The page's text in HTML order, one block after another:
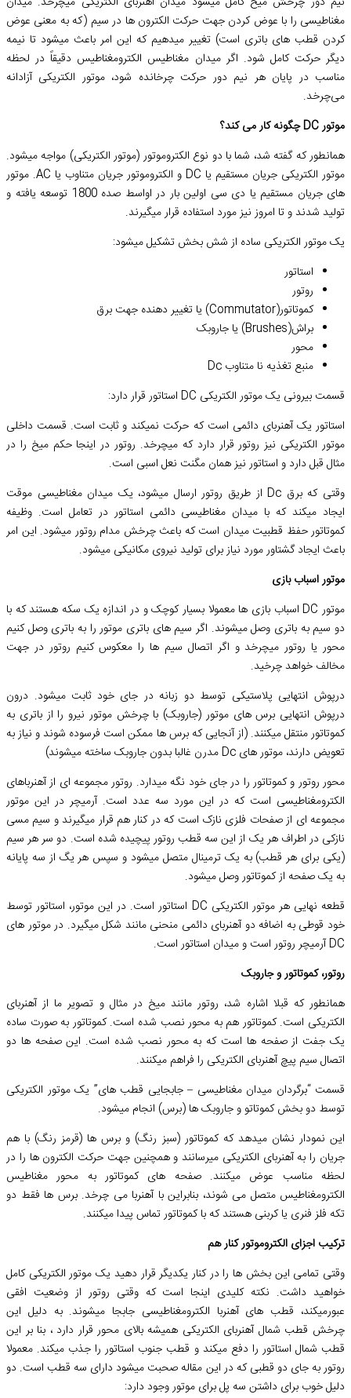
مغناطیسی را با عوض کردن جهت حرکت الکترون ها در سیم (که به معنی عوض
کردن قطب های باتری است) تغییر میدهیم که این امر باعث میشود تا نیمه
دیگر حرکت کامل شود. اگر میدان مغناطیس الکترومغناطیس دقیقاً در لحظه
مناسب در پایان هر نیم دور حرکت چرخانده شود، موتور الکتریکی آزادانه
می‌چرخد.
موتور DC چگونه کار می کند؟
همانطور که گفته شد، شما با دو نوع الکتروموتور (موتور الکتریکی) مواجه میشود.
موتور الکتریکی جریان مستقیم یا DC و الکتروموتور جریان متناوب یا AC. موتور
های جریان مستقیم یا دی سی اولین بار در اواسط صده 1800 توسعه یافته و
تولید شدند و تا امروز نیز مورد استفاده قرار میگیرند.
یک موتور الکتریکی ساده از شش بخش تشکیل میشود:
استاتور
روتور
کموتاتور(Commutator) یا تغییر دهنده جهت برق
براش(Brushes) یا جاروبک
محور
منبع تغذیه نا متناوب Dc
قسمت بیرونی یک موتور الکتریکی DC استاتور قرار دارد:
استاتور یک آهنربای دائمی است که حرکت نمیکند و ثابت است. قسمت داخلی
موتور الکتریکی نیز روتور قرار دارد که میچرخد. روتور در اینجا حکم میخ را در
مثال قبل دارد و استاتور نیز همان مگنت نعل اسبی است.
وقتی که برق Dc از طریق روتور ارسال میشود، یک میدان مغناطیسی موقت
ایجاد میکند که با میدان مغناطیسی دائمی استاتور در تعامل است. وظیفه
کموتاتور حفظ قطبیت میدان است که باعث چرخش مدام روتور میشود. این امر
باعث ایجاد گشتاور مورد نیاز برای تولید نیروی مکانیکی میشود.
موتور اسباب بازی
موتور DC اسباب بازی ها معمولا بسیار کوچک و در اندازه یک سکه هستند که با
دو سیم به باتری وصل میشوند. اگر سیم های باتری موتور را به باتری وصل کنیم
محور یا روتور میچرخد و اگر اتصال سیم ها را معکوس کنیم روتور در جهت
مخالف خواهد چرخید.
درپوش انتهایی پلاستیکی توسط دو زبانه در جای خود ثابت میشود. درون
درپوش انتهایی برس های موتور (جاروبک) با چرخش موتور نیرو را از باتری به
کموتاتور منتقل میکنند. (از آنجایی که برس ها ممکن است فرسوده شوند و نیاز به
تعویض دارند، موتور های Dc مدرن غالبا بدون جاروبک ساخته میشوند)
محور روتور و کموتاتور را در جای خود نگه میدارد. روتور مجموعه ای از آهنرباهای
الکترومغناطیسی است که در این مورد سه عدد است. آرمیچر در این موتور
مجموعه ای از صفحات فلزی نازک است که در کنار هم قرار میگیرند و سیم مسی
نازکی در اطراف هر یک از این سه قطب روتور پیچیده شده است. دو سر هر سیم
(یکی برای هر قطب) به یک ترمینال متصل میشود و سپس هر یگ از سه پایانه
به یک صفحه از کموتاتور وصل میشود.
قطعه نهایی هر موتور الکتریکی DC استاتور است. در این موتور، استاتور توسط
خود قوطی به اضافه دو آهنربای دائمی منحنی مانند شکل میگیرد. در موتور های
DC آرمیچر روتور است و میدان استاتور است.
روتور، کموتاتور و جاروبک
همانطور که قبلا اشاره شد، روتور مانند میخ در مثال و تصویر ما از آهنربای
الکتریکی است. کموتاتور هم به محور نصب شده است. کموتاتور به صورت ساده
یک جفت از صفحه ها است که به محور نصب شده است. این صفحه ها دو
اتصال سیم پیچ آهنربای الکتریکی را فراهم میکنند.
قسمت “برگردان میدان مغناطیسی – جابجایی قطب های” یک موتور الکتریکی
توسط دو بخش کموتاتو و جاروبک ها (برس) انجام میشود.
این نمودار نشان میدهد که کموتاتور (سبز رنگ) و برس ها (قرمز رنگ) با هم
جریان را به آهنربای الکتریکی میرسانند و همچنین جهت حرکت الکترون ها را در
لحظه مناسب عوض میکنند. صفحه های کموتاتور به محور مغناطیس
الکترومغناطیس متصل می شوند، بنابراین با آهنربا می چرخد. برس ها فقط دو
تکه فلز فنری یا کربنی هستند که با کموتاتور تماس پیدا میکنند.
ترکیب اجزای الکتروموتور کنار هم
وقتی تمامی این بخش ها را در کنار یکدیگر قرار دهید یک موتور الکتریکی کامل
خواهید داشت. نکته کلیدی اینجا است که وقتی روتور از وضعیت افقی
عبورمیکند، قطب های آهنربا الکترومغناطیسی جابجا میشوند. به دلیل این
چرخش قطب شمال آهنربای الکتریکی همیشه بالای محور قرار دارد ، بنا بر این
قطب شمال استاتور را دفع میکند و قطب جنوب استاتور را جذب میکند. معمولا
روتور به جای دو قطبی که در این مقاله صحبت میشود دارای سه قطب است. دو
دلیل خوب برای داشتن سه پل برای موتور وجود دارد: